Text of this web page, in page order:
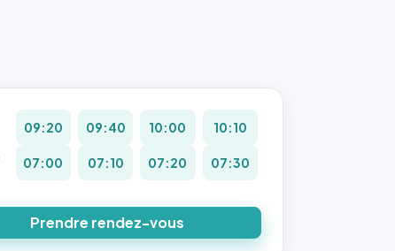
09:20 09:40 10:00
10:10
07:00 07:10 07:20 07:30
Prendre rendez-vous